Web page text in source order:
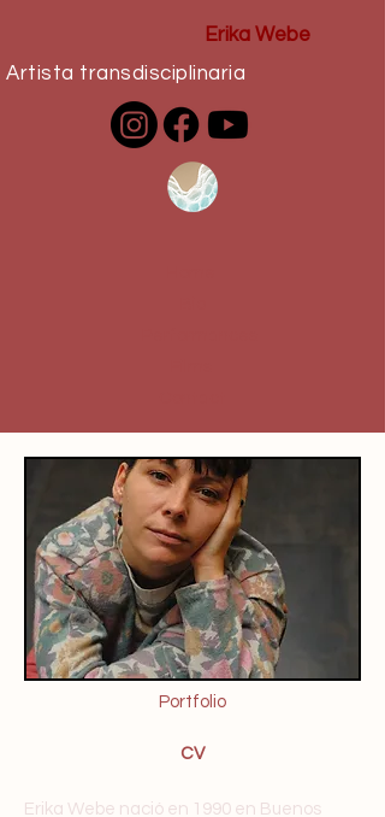
Erika Webe
Artista transdisciplinaria
Portfolio
CV
Erika Webe nació en 1990 en Buenos